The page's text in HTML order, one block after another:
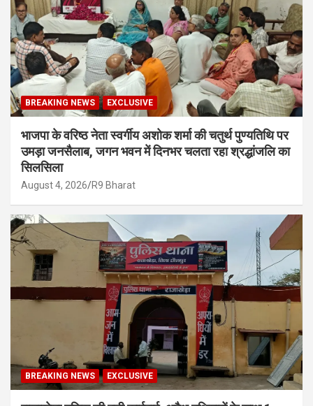
BREAKING NEWS EXCLUSIVE
भाजपा के वरिष्ठ नेता स्वर्गीय अशोक शर्मा की चतुर्थ पुण्यतिथि पर
उमड़ा जनसैलाब, जगन भवन में दिनभर चलता रहा श्रद्धांजलि का
सिलसिला
August 4, 2026 R9 Bharat
BREAKING NEWS EXCLUSIVE